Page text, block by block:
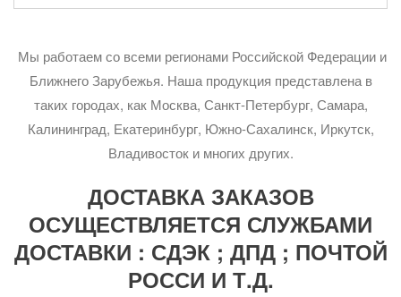
Мы работаем со всеми регионами Российской Федерации и
Ближнего Зарубежья. Наша продукция представлена в
таких городах, как Москва, Санкт-Петербург, Самара,
Калининград, Екатеринбург, Южно-Сахалинск, Иркутск,
Владивосток и многих других.
ДОСТАВКА ЗАКАЗОВ
ОСУЩЕСТВЛЯЕТСЯ СЛУЖБАМИ
ДОСТАВКИ : СДЭК ; ДПД ; ПОЧТОЙ
РОССИ И Т.Д.